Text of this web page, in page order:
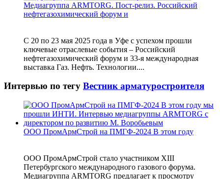
Медиагруппа ARMTORG. Пост-релиз. Российский
нефтегазохимический форум и
С 20 по 23 мая 2025 года в Уфе с успехом прошли
ключевые отраслевые события – Российский
нефтегазохимический форум и 33-я международная
выставка Газ. Нефть. Технологии....
Интервью по тегу Вестник арматуростроителя
ООО ПромАрмСтрой на ПМГФ-2024 В этом году
ООО ПромАрмСтрой стало участником XIII
Петербургского международного газового форума.
Медиагруппа ARMTORG предлагает к просмотру